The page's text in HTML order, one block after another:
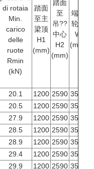
di rotaia
Min.
carico
delle
ruote
Rmin
(kN)
踏面
至主
梁顶
H1
(mm)
踏面
至
吊??
中心
H2
(mm)
端梁
轮距
W
(mm)
20.1 1200 2590 3500
20.5 1200 2590 3500
27.9 1200 2590 3500
28.5 1200 2590 3500
28.9 1200 2590 3500
29.4 1200 2590 3500
29.9 1200 2590 3500